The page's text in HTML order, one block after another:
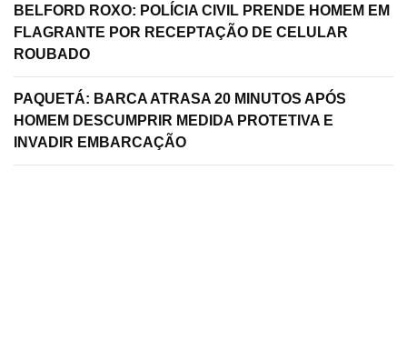
BELFORD ROXO: POLÍCIA CIVIL PRENDE HOMEM EM
FLAGRANTE POR RECEPTAÇÃO DE CELULAR
ROUBADO
PAQUETÁ: BARCA ATRASA 20 MINUTOS APÓS
HOMEM DESCUMPRIR MEDIDA PROTETIVA E
INVADIR EMBARCAÇÃO